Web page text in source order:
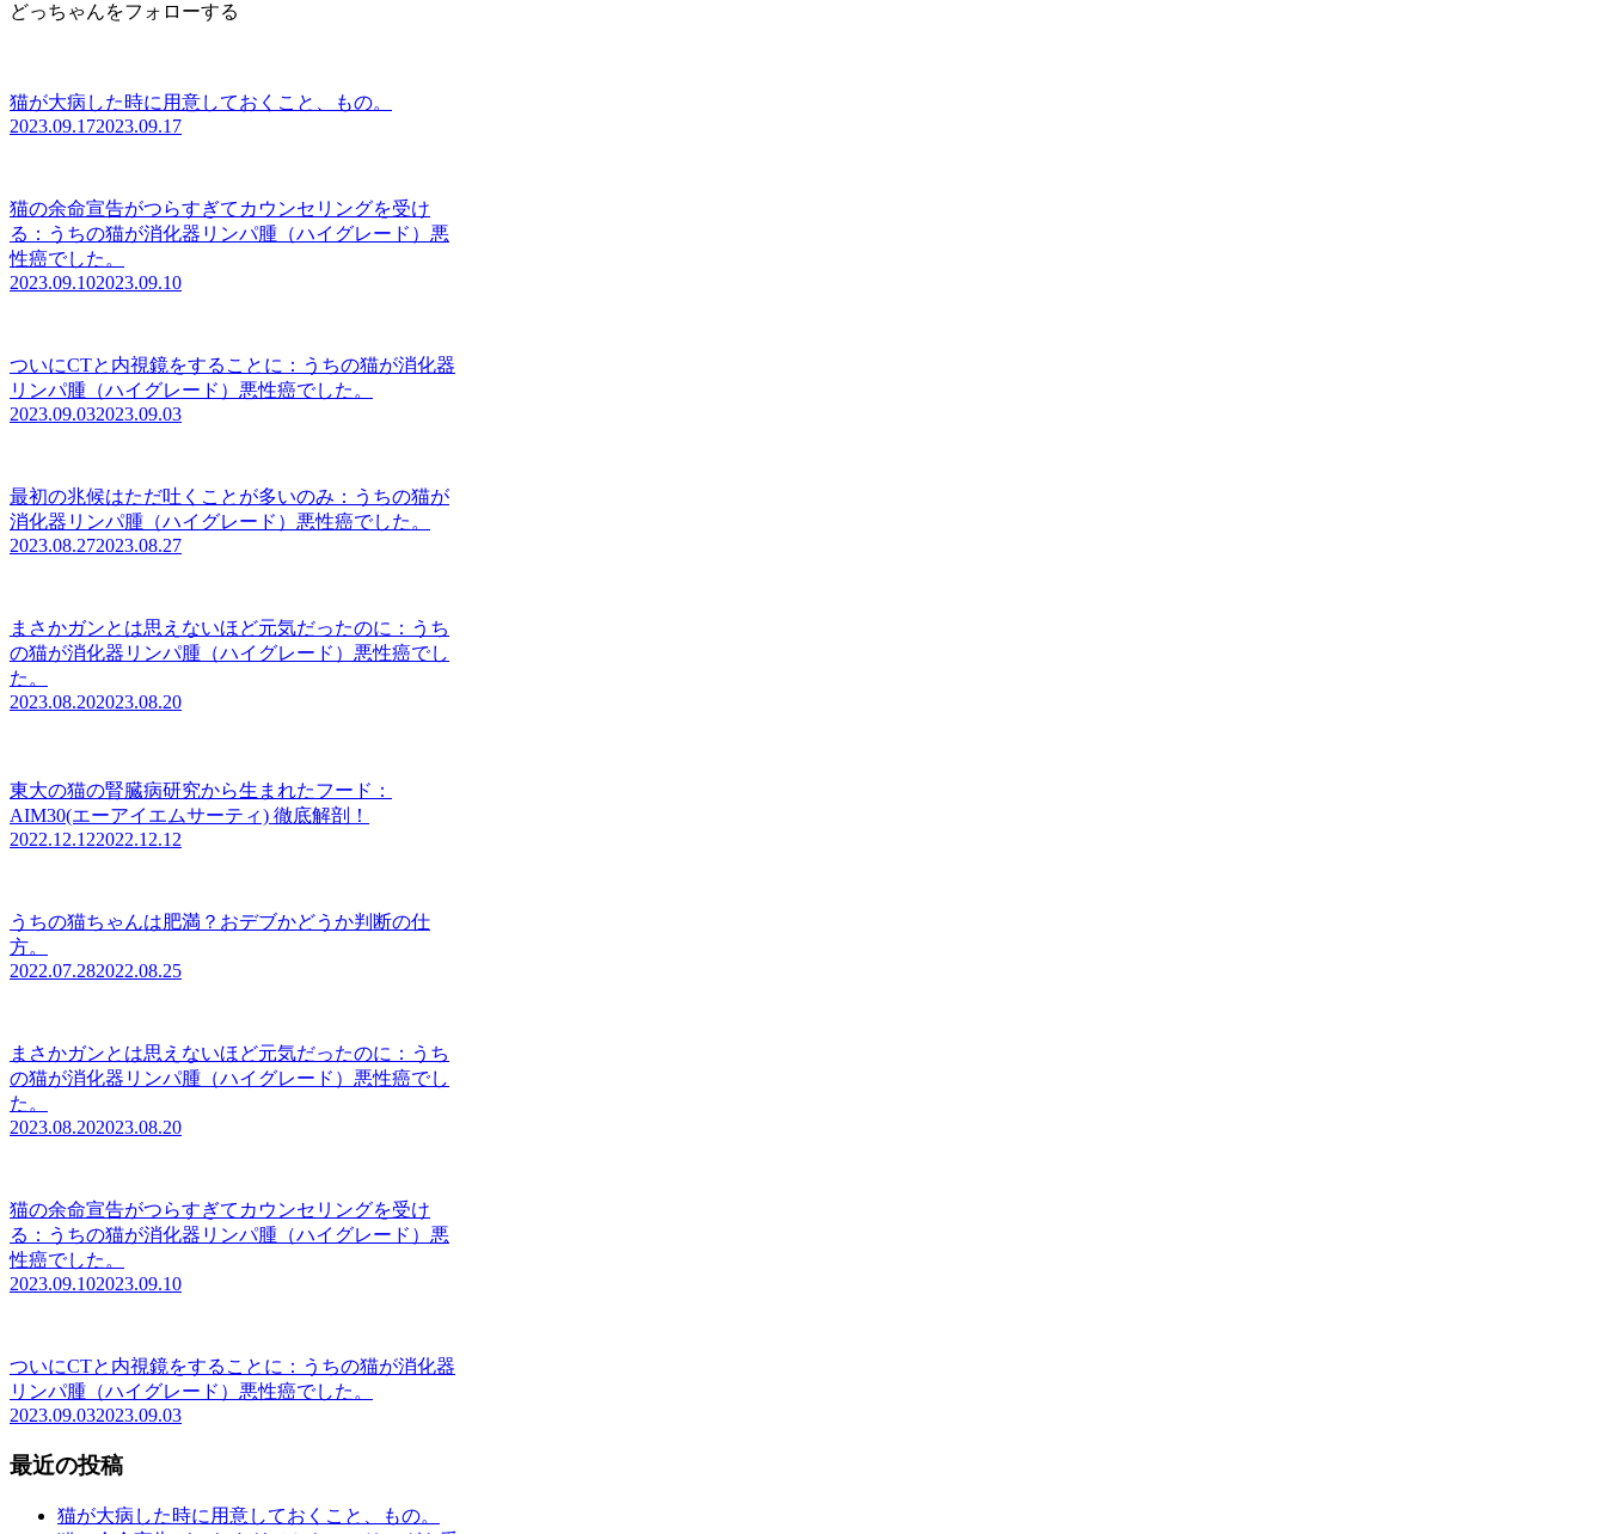
どっちゃんをフォローする
猫が大病した時に用意しておくこと、もの。
2023.09.172023.09.17
猫の余命宣告がつらすぎてカウンセリングを受け
る：うちの猫が消化器リンパ腫（ハイグレード）悪
性癌でした。
2023.09.102023.09.10
ついにCTと内視鏡をすることに：うちの猫が消化器
リンパ腫（ハイグレード）悪性癌でした。
2023.09.032023.09.03
最初の兆候はただ吐くことが多いのみ：うちの猫が
消化器リンパ腫（ハイグレード）悪性癌でした。
2023.08.272023.08.27
まさかガンとは思えないほど元気だったのに：うち
の猫が消化器リンパ腫（ハイグレード）悪性癌でし
た。
2023.08.202023.08.20
東大の猫の腎臓病研究から生まれたフード：
AIM30(エーアイエムサーティ) 徹底解剖！
2022.12.122022.12.12
うちの猫ちゃんは肥満？おデブかどうか判断の仕
方。
2022.07.282022.08.25
まさかガンとは思えないほど元気だったのに：うち
の猫が消化器リンパ腫（ハイグレード）悪性癌でし
た。
2023.08.202023.08.20
猫の余命宣告がつらすぎてカウンセリングを受け
る：うちの猫が消化器リンパ腫（ハイグレード）悪
性癌でした。
2023.09.102023.09.10
ついにCTと内視鏡をすることに：うちの猫が消化器
リンパ腫（ハイグレード）悪性癌でした。
2023.09.032023.09.03
最近の投稿
猫が大病した時に用意しておくこと、もの。